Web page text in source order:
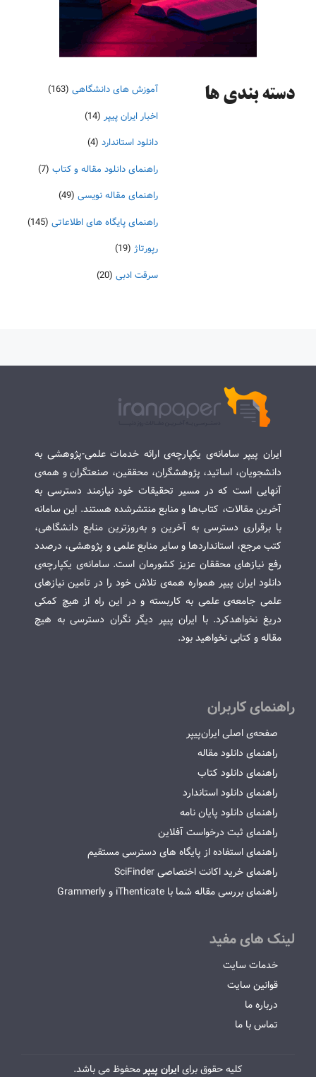
دسته‌ بندی ها آموزش های دانشگاهی (163)
اخبار ایران پیپر (14)
دانلود استاندارد (4)
راهنمای دانلود مقاله و کتاب (7)
راهنمای مقاله نویسی (49)
راهنمای پایگاه های اطلاعاتی (145)
رپورتاژ (19)
سرقت ادبی (20)
ایران پیپر سامانه‌ی یکپارچه‌ی ارائه خدمات علمی-پژوهشی به
دانشجویان، اساتید، پژوهشگران، محققین، صنعتگران و همه‌ی
آنهایی است که در مسیر تحقیقات خود نیازمند دسترسی به
آخرین مقالات، کتاب‌ها و منابع منتشرشده هستند. این سامانه
با برقراری دسترسی به آخرین و به‌روزترین منابع دانشگاهی،
کتب مرجع، استانداردها و سایر منابع علمی و پژوهشی، درصدد
رفع نیازهای محققان عزیز کشورمان است. سامانه‌ی یکپارچه‌ی
دانلود ایران پیپر همواره همه‌ی تلاش خود را در تامین نیازهای
علمی جامعه‌ی علمی به کاربسته و در این راه از هیچ کمکی
دریغ نخواهدکرد. با ایران پیپر دیگر نگران دسترسی به هیچ
مقاله و کتابی نخواهید بود.
راهنمای کاربران
صفحه‌ی اصلی ایران‌پیپر
راهنمای دانلود مقاله
راهنمای دانلود کتاب
راهنمای دانلود استاندارد
راهنمای دانلود پایان نامه
راهنمای ثبت درخواست آفلاین
راهنمای استفاده از پایگاه های دسترسی مستقیم
راهنمای خرید اکانت اختصاصی SciFinder
راهنمای بررسی مقاله شما با iThenticate و Grammerly
لینک های مفید
خدمات سایت
قوانین سایت
درباره ما
تماس با ما
کلیه حقوق برایایران پیپرمحفوظ می باشد.